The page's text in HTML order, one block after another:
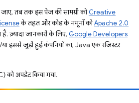
तब तक इस पेज की सामग्री कोCreative
के तहत और कोड के नमूनों कोApache 2.0
ज़्यादा जानकारी के लिए, Google Developers
इससे जुड़ी हुई कंपनियों का, Java एक रजिस्टर
को अपडेट किया गया.